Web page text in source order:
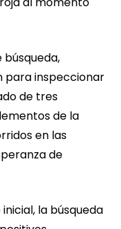
para inspeccionar
de tres
de la
en las
de
la búsqueda